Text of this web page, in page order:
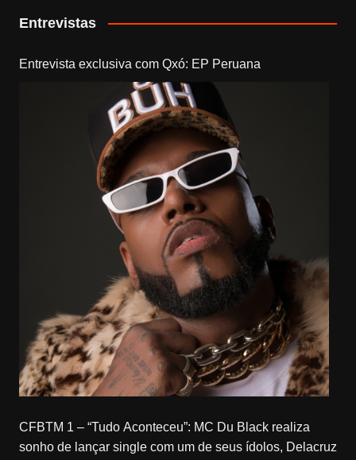
Entrevistas
Entrevista exclusiva com Qxó: EP Peruana
CFBTM 1 – “Tudo Aconteceu”: MC Du Black realiza
sonho de lançar single com um de seus ídolos, Delacruz